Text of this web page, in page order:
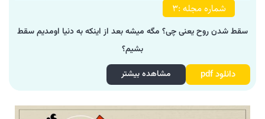
شماره مجله :3
سقط شدن روح یعنی چی؟ مگه میشه بعد از اینکه به دنیا اومدیم سقط
بشیم؟
دانلود pdf مشاهده بیشتر